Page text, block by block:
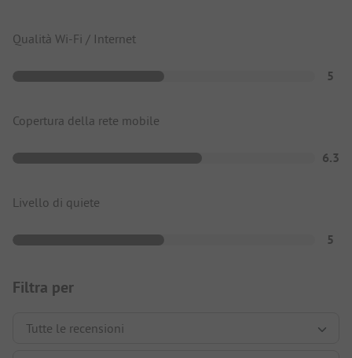
Qualità Wi-Fi / Internet
5
Copertura della rete mobile
6.3
Livello di quiete
5
Filtra per